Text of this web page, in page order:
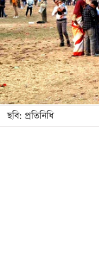
পত্রিকা
ই-
পেপার
ছবি: প্রতিনিধি